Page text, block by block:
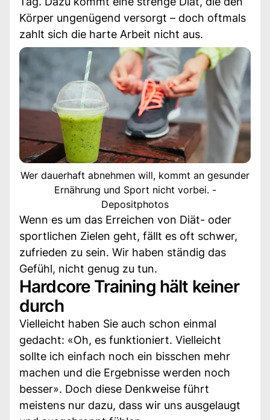
Körper ungenügend versorgt – doch oftmals
zahlt sich die harte Arbeit nicht aus.
Wer dauerhaft abnehmen will, kommt an gesunder
Ernährung und Sport nicht vorbei. -
Depositphotos
Wenn es um das Erreichen von Diät- oder
sportlichen Zielen geht, fällt es oft schwer,
zufrieden zu sein. Wir haben ständig das
Gefühl, nicht genug zu tun.
Hardcore Training hält keiner
durch
Vielleicht haben Sie auch schon einmal
gedacht: «Oh, es funktioniert. Vielleicht
sollte ich einfach noch ein bisschen mehr
machen und die Ergebnisse werden noch
besser». Doch diese Denkweise führt
meistens nur dazu, dass wir uns ausgelaugt